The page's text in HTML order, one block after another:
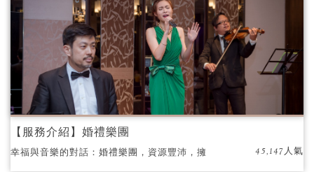
【服務介紹】婚禮樂團
幸福與音樂的對話：婚禮樂團，資源豐沛，擁
有多位國內、外資深音樂家
45,147人氣